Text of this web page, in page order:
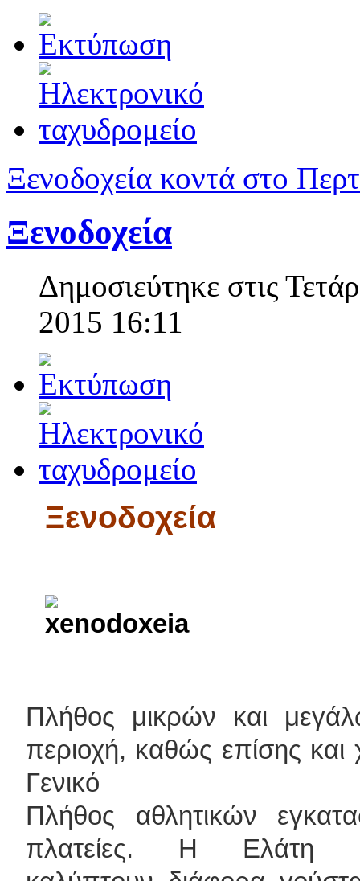
Ξενοδοχεία κοντά στο
Ξενοδοχεία
Δημοσιεύτηκε στις
2015 16:11
Ξενοδοχεία
Πλήθος μικρών και
περιοχή, καθώς επίσης
Γενικό
Πλήθος αθλητικών
πλατείες. Η Ελάτη